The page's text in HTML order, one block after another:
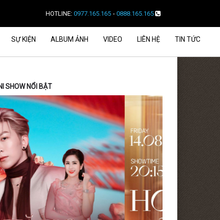
HOTLINE: 0977.165.165 - 0888.165.165
SỰ KIỆN ALBUM ẢNH VIDEO LIÊN HỆ TIN TỨC
SHOW NỔI BẬT